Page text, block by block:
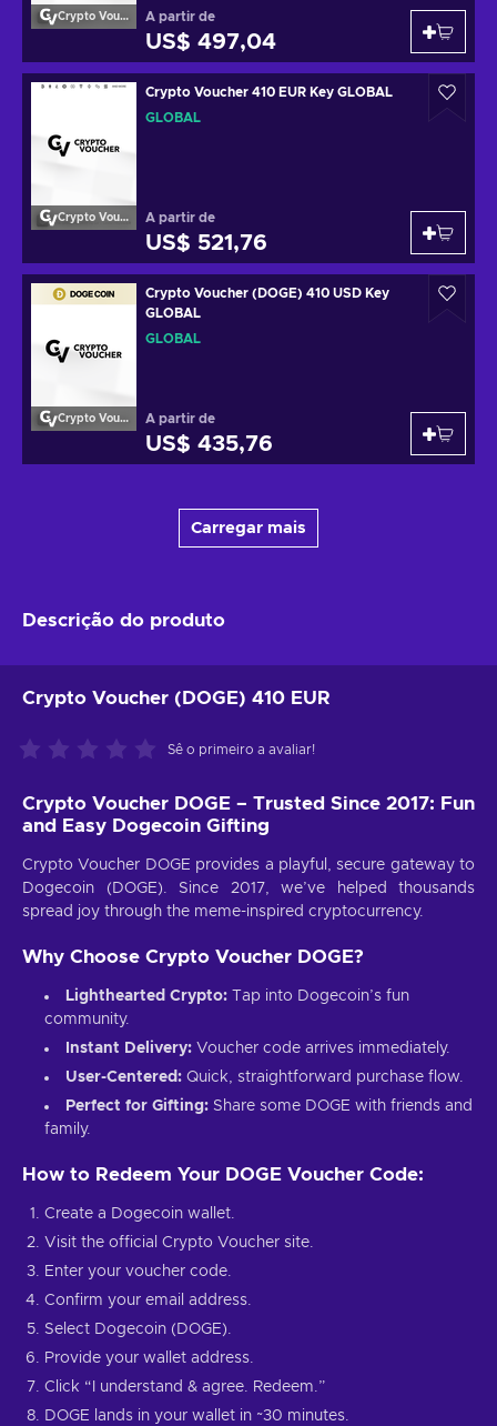
Crypto Voucher A partir de
US$ 497,04
Crypto Voucher
Crypto Voucher 410 EUR Key GLOBAL
GLOBAL
A partir de
US$ 521,76
Crypto Voucher
Crypto Voucher (DOGE) 410 USD Key
GLOBAL
GLOBAL
A partir de
US$ 435,76
Carregar mais
Descrição do produto
Crypto Voucher (DOGE) 410 EUR
Sê o primeiro a avaliar!
Crypto Voucher DOGE – Trusted Since 2017: Fun
and Easy Dogecoin Gifting
Crypto Voucher DOGE provides a playful, secure gateway to
Dogecoin (DOGE). Since 2017, we’ve helped thousands
spread joy through the meme-inspired cryptocurrency.
Why Choose Crypto Voucher DOGE?
Lighthearted Crypto: Tap into Dogecoin’s fun
community.
Instant Delivery: Voucher code arrives immediately.
User-Centered: Quick, straightforward purchase flow.
Perfect for Gifting: Share some DOGE with friends and
family.
How to Redeem Your DOGE Voucher Code:
Create a Dogecoin wallet.
Visit the official Crypto Voucher site.
Enter your voucher code.
Confirm your email address.
Select Dogecoin (DOGE).
Provide your wallet address.
Click “I understand & agree. Redeem.”
DOGE lands in your wallet in ~30 minutes.